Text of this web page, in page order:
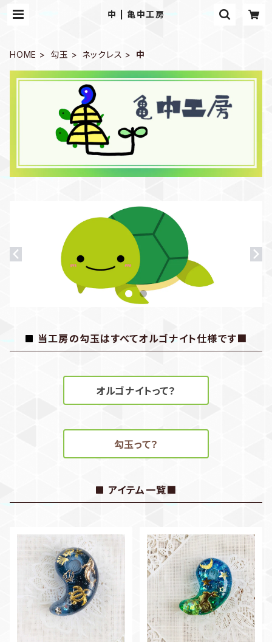
中 | 亀中工房
HOME 勾玉 ネックレス 中
当工房の勾玉はすべてオルゴナイト仕様です■
オルゴナイトって？
勾玉って？
アイテム一覧■